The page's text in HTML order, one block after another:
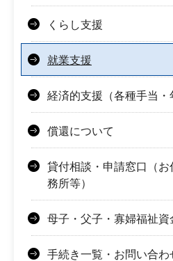
くらし支援
就業支援
経済的支援（各種手当・
償還について
貸付相談・申請窓口（
務所等）
母子・父子・寡婦福祉資
手続き一覧・お問い合わ